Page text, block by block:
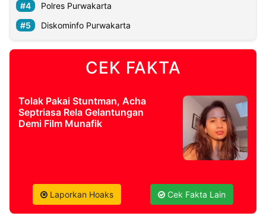
Polres Purwakarta
Diskominfo Purwakarta
CEK FAKTA
Tolak Pakai Stuntman, Acha
Septriasa Rela Gelantungan
Demi Film Munafik
Laporkan Hoaks Cek Fakta Lain